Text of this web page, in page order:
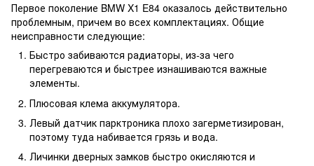
Первое поколение BMW X1 E84 оказалось действительно
проблемным, причем во всех комплектациях. Общие
неисправности следующие:
Быстро забиваются радиаторы, из-за чего
перегреваются и быстрее изнашиваются важные
элементы.
Плюсовая клема аккумулятора.
Левый датчик парктроника плохо загерметизирован,
поэтому туда набивается грязь и вода.
Личинки дверных замков быстро окисляются и